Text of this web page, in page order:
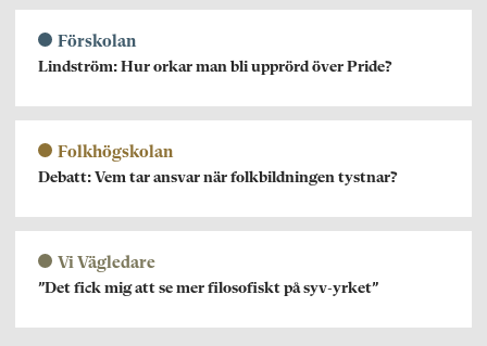
Förskolan
Lindström: Hur orkar man bli upprörd över Pride?
Folkhögskolan
Debatt: Vem tar ansvar när folkbildningen tystnar?
Vi Vägledare
”Det fick mig att se mer filosofiskt på syv-yrket”